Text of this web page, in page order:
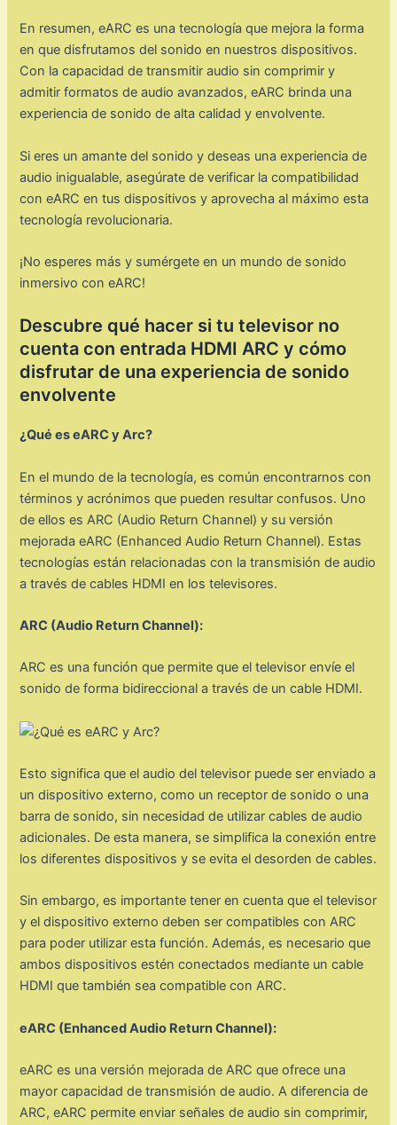
En resumen, eARC es una tecnología que mejora la forma
en que disfrutamos del sonido en nuestros dispositivos.
Con la capacidad de transmitir audio sin comprimir y
admitir formatos de audio avanzados, eARC brinda una
experiencia de sonido de alta calidad y envolvente.
Si eres un amante del sonido y deseas una experiencia de
audio inigualable, asegúrate de verificar la compatibilidad
con eARC en tus dispositivos y aprovecha al máximo esta
tecnología revolucionaria.
¡No esperes más y sumérgete en un mundo de sonido
inmersivo con eARC!
Descubre qué hacer si tu televisor no
cuenta con entrada HDMI ARC y cómo
disfrutar de una experiencia de sonido
envolvente
¿Qué es eARC y Arc?
En el mundo de la tecnología, es común encontrarnos con
términos y acrónimos que pueden resultar confusos. Uno
de ellos es ARC (Audio Return Channel) y su versión
mejorada eARC (Enhanced Audio Return Channel). Estas
tecnologías están relacionadas con la transmisión de audio
a través de cables HDMI en los televisores.
ARC (Audio Return Channel):
ARC es una función que permite que el televisor envíe el
sonido de forma bidireccional a través de un cable HDMI.
Esto significa que el audio del televisor puede ser enviado a
un dispositivo externo, como un receptor de sonido o una
barra de sonido, sin necesidad de utilizar cables de audio
adicionales. De esta manera, se simplifica la conexión entre
los diferentes dispositivos y se evita el desorden de cables.
Sin embargo, es importante tener en cuenta que el televisor
y el dispositivo externo deben ser compatibles con ARC
para poder utilizar esta función. Además, es necesario que
ambos dispositivos estén conectados mediante un cable
HDMI que también sea compatible con ARC.
eARC (Enhanced Audio Return Channel):
eARC es una versión mejorada de ARC que ofrece una
mayor capacidad de transmisión de audio. A diferencia de
ARC, eARC permite enviar señales de audio sin comprimir,